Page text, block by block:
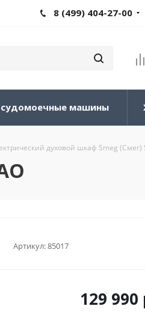
8 (499) 404-27-00
машины
духовой шкаф Smeg (Смег)
Артикул:85017
129 990